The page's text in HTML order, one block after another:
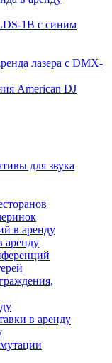
1B с синим
лазера с DMX-
American DJ
для звука
в аренду
аренду
в аренду